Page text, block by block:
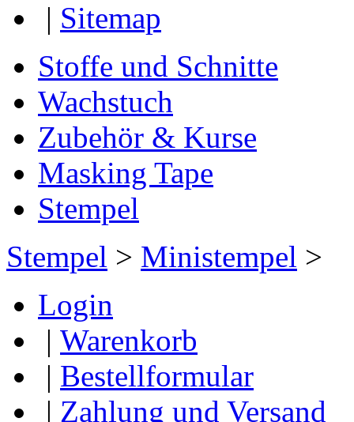
| Sitemap
Stoffe und Schnitte
Wachstuch
Zubehör & Kurse
Masking Tape
Stempel
Stempel > Ministempel >
Login
| Warenkorb
| Bestellformular
| Zahlung und Versand